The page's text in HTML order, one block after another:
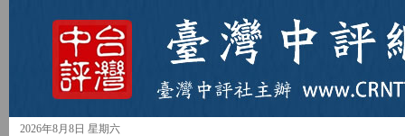
2026年8月8日 星期六